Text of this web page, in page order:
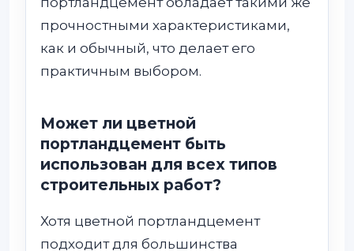
прочностными характеристиками,
как и обычный, что делает его
практичным выбором.
Может ли цветной
портландцемент быть
использован для всех типов
строительных работ?
Хотя цветной портландцемент
подходит для большинства